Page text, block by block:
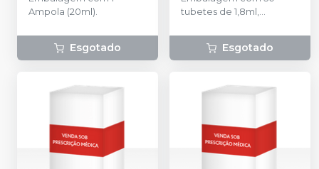
CRISTÁLIA
Ampola (20ml).
Esgotado
tubetes de 1,8ml,
blisters lacrados com 10
tubetes cada. Cloridrato
Vidro).
Esgotado